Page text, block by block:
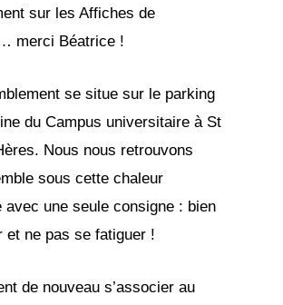
sur les Affiches de
merci Béatrice !
se situe sur le parking
du Campus universitaire à St
Nous nous retrouvons
sous cette chaleur
avec une seule consigne : bien
et ne pas se fatiguer !
de nouveau s’associer au